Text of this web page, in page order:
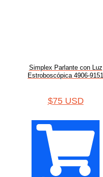
Simplex Parlante con Luz
Estroboscópica 4906-9151
$75 USD